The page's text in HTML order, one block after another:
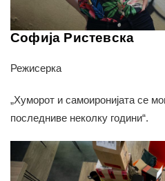
Софија Ристевска
Режисерка
„Хуморот и самоиронијата се
последниве неколку години“.